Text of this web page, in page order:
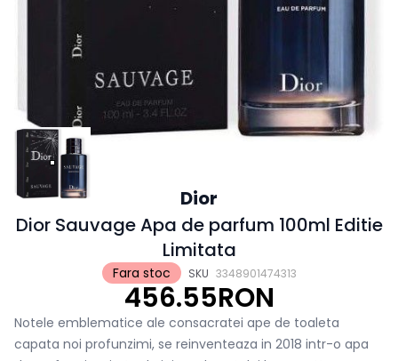
Fara stoc SKU 3348901474313
Dior
Dior Sauvage Apa de parfum 100ml Editie
Limitata
456.55RON
Notele emblematice ale consacratei ape de toaleta
capata noi profunzimi, se reinventeaza in 2018 intr-o apa